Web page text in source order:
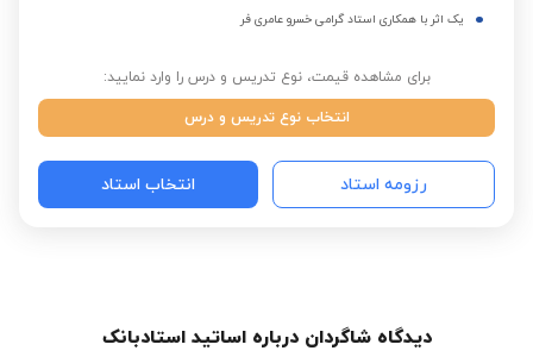
یک اثر با همکاری استاد گرامی خسرو عامری فر
برای مشاهده قیمت، نوع تدریس و درس را وارد نمایید:
انتخاب نوع تدریس و درس
رزومه استاد انتخاب استاد
دیدگاه شاگردان درباره اساتید استادبانک